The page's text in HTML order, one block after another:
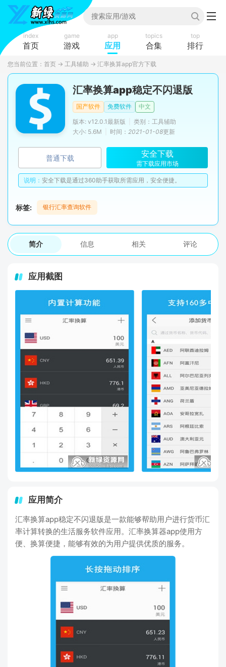
index
首页
game
游戏
app
应用
topics
合集
top
排行
您当前位置： 首页 → 工具辅助 → 汇率换算app官方下载
汇率换算app稳定不闪退版
国产软件 免费软件
中文
版本: v12.0.1最新版
类别：工具辅助
大小: 5.6M
时间： 2021-01-08更新
普通下载 安全下载
需下载应用市场
说明： 安全下载是通过360助手获取所需应用，安全便捷。
标签: 银行汇率查询软件
简介 信息 相关 评论
应用截图
应用简介
汇率换算app稳定不闪退版是一款能够帮助用户进行货币汇
率计算转换的生活服务软件应用。汇率换算器app使用方
便、换算便捷，能够有效的为用户提供优质的服务。